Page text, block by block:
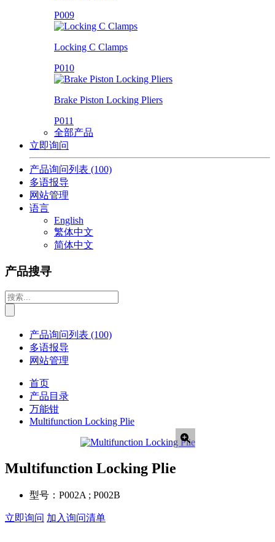
P009
Locking C Clamps
P010
Brake Piston Locking Pliers
P011
全部产品
立即询问
产品询问列表 (100)
多语报导
网站管理
语言
English
繁体中文
简体中文
产品搜寻
产品询问列表 (100)
多语报导
网站管理
首页
产品目录
万能钳
Multifunction Locking Plie
Multifunction Locking Plie
型号： P002A ; P002B
立即询问 加入询问清单